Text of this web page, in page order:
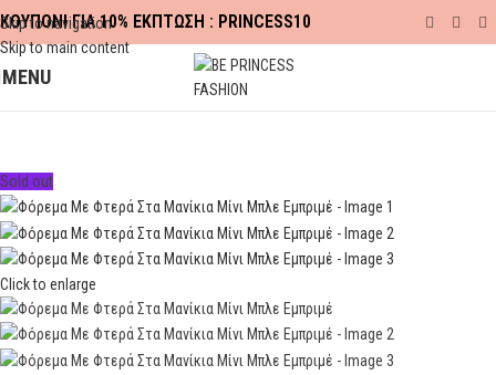
Skip to navigation
Skip to main content
ΚΟΥΠΟΝΙ ΓΙΑ 10% ΕΚΠΤΩΣΗ : PRINCESS10
MENU
Sold out
Click to enlarge